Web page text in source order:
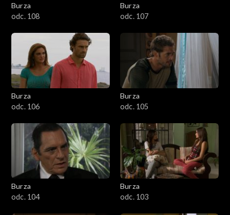
Burza
odc. 108
Burza
odc. 107
Burza
odc. 106
Burza
odc. 105
Burza
odc. 104
Burza
odc. 103